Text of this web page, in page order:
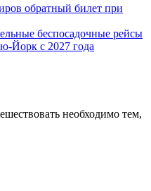
обратный билет при
беспосадочные рейсы
Йорк с 2027 года
необходимо тем,